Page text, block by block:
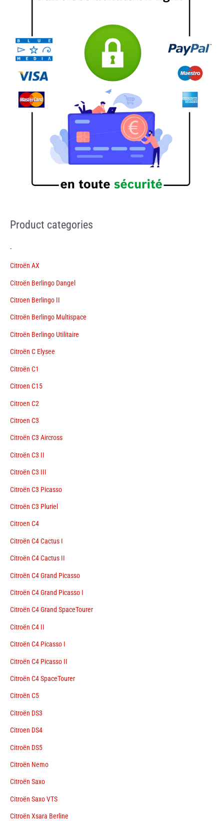
Product categories
-
Citroën AX
Citroën Berlingo Dangel
Citroen Berlingo II
Citroën Berlingo Multispace
Citroën Berlingo Utilitaire
Citroën C Elysee
Citroën C1
Citroen C15
Citroen C2
Citroen C3
Citroën C3 Aircross
Citroën C3 II
Citroën C3 III
Citroën C3 Picasso
Citroën C3 Pluriel
Citroen C4
Citroën C4 Cactus I
Citroën C4 Cactus II
Citroën C4 Grand Picasso
Citroën C4 Grand Picasso I
Citroën C4 Grand SpaceTourer
Citroën C4 II
Citroën C4 Picasso I
Citroën C4 Picasso II
Citroën C4 SpaceTourer
Citroën C5
Citroën DS3
Citroen DS4
Citroën DS5
Citroën Nemo
Citroën Saxo
Citroën Saxo VTS
Citroën Xsara Berline